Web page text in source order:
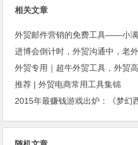
相关文章
外贸专用｜超牛外贸工具，外贸
推荐 | 外贸电商常用工具集锦